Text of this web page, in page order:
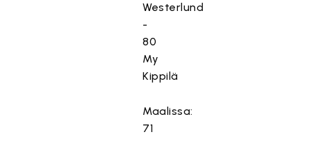
Westerlund
-
80
My
Kippilä
Maalissa:
71